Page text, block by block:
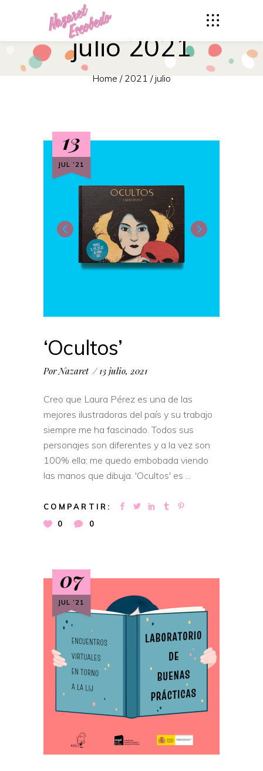
julio 2021
Home / 2021 /julio
13
JUL ‘21
‘Ocultos’
Por Nazaret 13 julio, 2021
Creo que Laura Pérez es una de las
mejores ilustradoras del país y su trabajo
siempre me ha fascinado. Todos sus
personajes son diferentes y a la vez son
100% ella; me quedo embobada viendo
las manos que dibuja. 'Ocultos' es
COMPARTIR:
0
0
07
JUL ‘21